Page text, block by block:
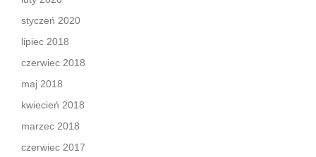
styczeń 2020
lipiec 2018
czerwiec 2018
maj 2018
kwiecień 2018
marzec 2018
czerwiec 2017